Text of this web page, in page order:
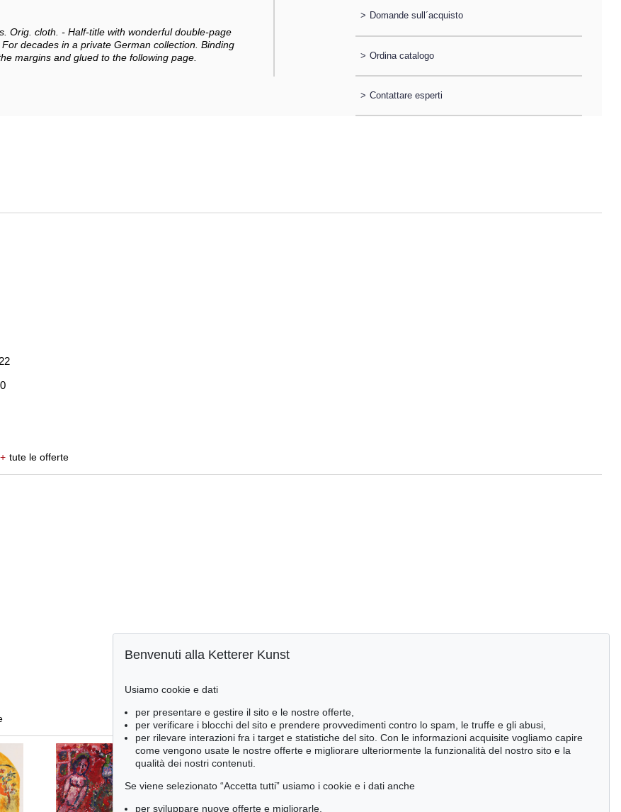
Orig. cloth. - Half-title with wonderful double-page
decades in a private German collection. Binding
margins and glued to the following page.
> Domande sull´acquisto
> Ordina catalogo
> Contattare esperti
+ tute le offerte
Benvenuti alla Ketterer Kunst
Usiamo cookie e dati
per presentare e gestire il sito e le nostre offerte,
per verificare i blocchi del sito e prendere provvedimenti contro lo spam, le truffe e gli abusi,
per rilevare interazioni fra i target e statistiche del sito. Con le informazioni acquisite vogliamo capire
come vengono usate le nostre offerte e migliorare ulteriormente la funzionalità del nostro sito e la
qualità dei nostri contenuti.
Se viene selezionato “Accetta tutti” usiamo i cookie e i dati anche
per sviluppare nuove offerte e migliorarle,